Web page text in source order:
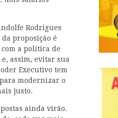
Rodrigues
proposição é
a política de
assim, evitar sua
Executivo tem
modernizar o
justo.
ainda virão.